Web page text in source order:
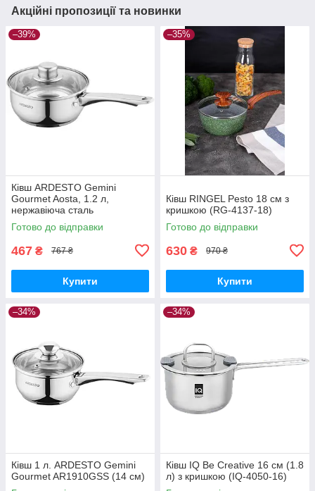
Акційні пропозиції та новинки
–39%
Ківш ARDESTO Gemini
Gourmet Aosta, 1.2 л,
нержавіюча сталь
(AR1912BS)
Готово до відправки
467 ₴ 767 ₴
Купити
–35%
Ківш RINGEL Pesto 18 см з
кришкою (RG-4137-18)
Готово до відправки
630 ₴ 970 ₴
Купити
–34%
Ківш 1 л. ARDESTO Gemini
Gourmet AR1910GSS (14 см)
–34%
Ківш IQ Be Creative 16 см (1.8
л) з кришкою (IQ-4050-16)